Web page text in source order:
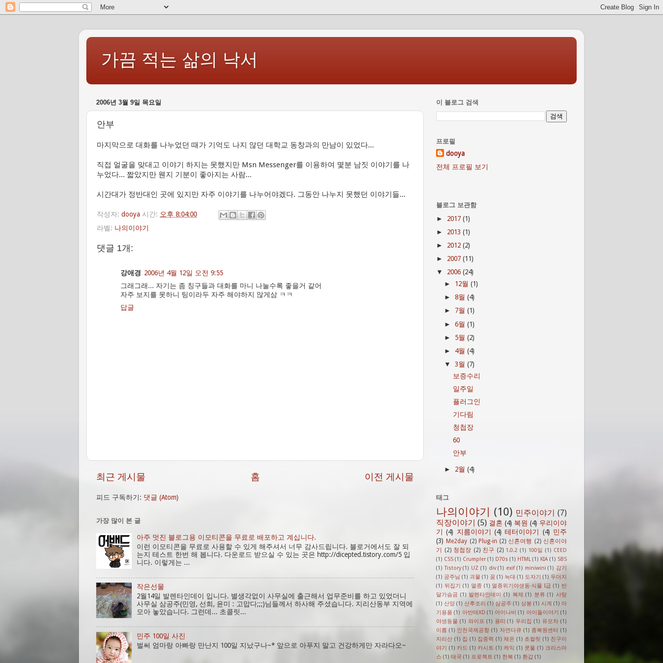
가끔 적는 삶의 낙서
2006년 3월 9일 목요일
안부
마지막으로 대화를 나누었던 때가 기억도 나지 않던 대학교 동창과의 만남이 있었다...
직접 얼굴을 맞대고 이야기 하지는 못했지만 Msn Messenger를 이용하여 몇분 남짓 이야기를 나
누었다... 짧았지만 웬지 기분이 좋아지는 사람...
시간대가 정반대인 곳에 있지만 자주 이야기를 나누어야겠다. 그동안 나누지 못했던 이야기들...
작성자: dooya 시간: 오후 8:04:00
라벨: 나의이야기
댓글 1개:
강애경 2006년 4월 12일 오전 9:55
그래그래... 자기는 좀 칭구들과 대화를 마니 나눌수록 좋을거 같어
자주 보지를 못하니 팅이라두 자주 해야하지 않게삼 ㅋㅋ
답글
최근 게시물 이전 게시물
홈
피드 구독하기: 댓글 (Atom)
가장 많이 본 글
아주 멋진 블로그용 이모티콘을 무료로 배포하고 계십니다.
이런 이모티콘을 무료로 사용할 수 있게 해주셔서 너무 감사드립니다. 블로거에서도 잘 되
는지 테스트 한번 해 봅니다. 다운로드 받으실 수 있는 곳은 http://dicepted.tistory.com/5 입
니다. 이렇게는 ...
작은선물
2월14일 발렌타인데이 입니다. 별생각없이 사무실에 출근해서 업무준비를 하고 있었더니
사무실 삼공주(민영, 선희, 윤미 : 고맙다;;;)님들께서 하사해 주셨습니다. 지리산동부 지역에
모아 놓았습니다. 그런데... 초콜릿...
민주 100일 사진
벌써 엄마랑 아빠랑 만난지 100일 지났구나~* 앞으로 아푸지 말고 건강하게만 자라다오~
이 블로그 검색
프로필
dooya
전체 프로필 보기
블로그 보관함
► 2017 (1)
► 2013 (1)
► 2012 (2)
► 2007 (11)
▼ 2006 (24)
► 12월(1)
►8월(4)
► 7월(1)
►6월(1)
► 5월(2)
► 4월(4)
▼3월(7)
보증수리
일주일
플러그인
기다림
청첩장
60
안부
► 2월(4)
태그
나의이야기 (10) 민주이야기 (7)
직장이야기 (5) 결혼 (4) 복원 (4) 우리이야
기 (4) 지름이야기 (4) 테터이야기 (4) 민주
(3) Me2day (2) Plug-in (2) 신혼여행 (2) 신혼이야
기 (2) 청첩장 (2) 친구 (2) 1.0.2 (1) 100일 (1) CEED
(1) CSS (1) Crumpler (1) D70s (1) HTML (1) KIA (1) SBS
(1) Tistory (1) UZ (1) div (1) exif (1) miniwini (1) 감기
(1) 공주님 (1) 괴물 (1) 꿈 (1) 늑대 (1) 도자기 (1) 두더지
(1) 뒤집기 (1) 멸종 (1) 멸종위기야생동·식물 I급 (1) 반
달가슴곰 (1) 발렌타인데이 (1) 복제 (1) 분류 (1) 사탕
(1) 산양 (1) 산후조리 (1) 삼공주 (1) 상봉 (1) 시계 (1) 아
기용품 (1) 아반테XD (1) 아이나비 (1) 아이들이야기 (1)
야생동물 (1) 와이프 (1) 용띠 (1) 우리집 (1) 유모차 (1)
이름 (1) 인천국제공항 (1) 자연다큐 (1) 종복원센터 (1)
지리산 (1) 집 (1) 집중력 (1) 체온 (1) 초컬릿 (1) 친구이
야기 (1) 카드 (1) 카시트 (1) 케익 (1) 콧물 (1) 크리스마
스 (1) 태국 (1) 프로젝트 (1) 한복 (1) 환갑 (1)